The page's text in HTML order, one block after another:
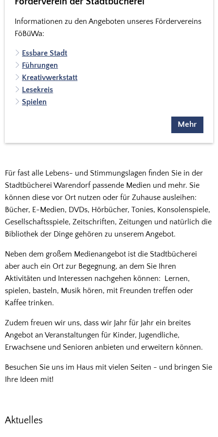
Informationen zu den Angeboten unseres Fördervereins
FöBüWa:
Essbare Stadt
Führungen
Kreativwerkstatt
Lesekreis
Spielen
Mehr
Für fast alle Lebens- und Stimmungslagen finden Sie in der
Stadtbücherei Warendorf passende Medien und mehr. Sie
können diese vor Ort nutzen oder für Zuhause ausleihen:
Bücher, E-Medien, DVDs, Hörbücher, Tonies, Konsolenspiele,
Gesellschaftsspiele, Zeitschriften, Zeitungen und natürlich die
Bibliothek der Dinge gehören zu unserem Angebot.
Neben dem großem Medienangebot ist die Stadtbücherei
aber auch ein Ort zur Begegnung, an dem Sie Ihren
Aktivitäten und Interessen nachgehen können: Lernen,
spielen, basteln, Musik hören, mit Freunden treffen oder
Kaffee trinken.
Zudem freuen wir uns, dass wir Jahr für Jahr ein breites
Angebot an Veranstaltungen für Kinder, Jugendliche,
Erwachsene und Senioren anbieten und erweitern können.
Besuchen Sie uns im Haus mit vielen Seiten - und bringen Sie
Ihre Ideen mit!
Aktuelles